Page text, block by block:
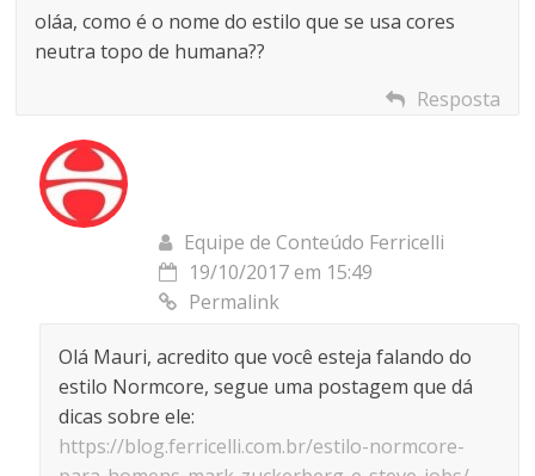
oláa, como é o nome do estilo que se usa cores
neutra topo de humana??
Resposta
Equipe de Conteúdo Ferricelli
19/10/2017 em 15:49
Permalink
Olá Mauri, acredito que você esteja falando do
estilo Normcore, segue uma postagem que dá
dicas sobre ele:
https://blog.ferricelli.com.br/estilo-normcore-